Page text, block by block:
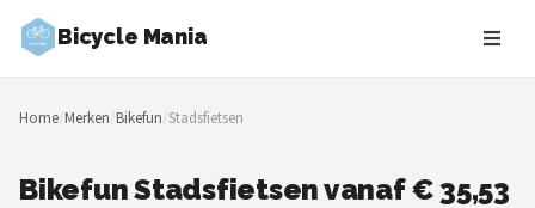
Bicycle Mania
Zoeken
NAVIGATIE
Home/Merken/Bikefun/Stadsfietsen
Bikefun Stadsfietsen vanaf € 35,53